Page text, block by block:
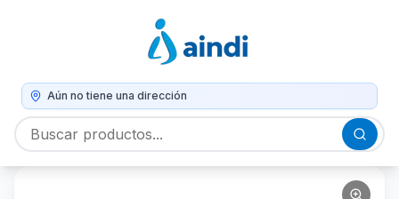
Aún no tiene una dirección